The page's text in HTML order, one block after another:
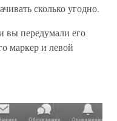
сколько угодно.
вы передумали его
маркер и левой